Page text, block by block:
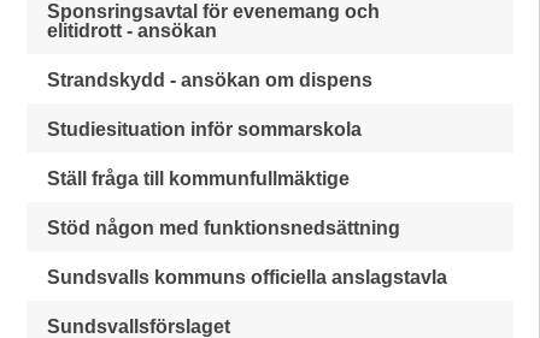
Sponsringsavtal för evenemang och
elitidrott - ansökan
Strandskydd - ansökan om dispens
Studiesituation inför sommarskola
Ställ fråga till kommunfullmäktige
Stöd någon med funktionsnedsättning
Sundsvalls kommuns officiella anslagstavla
Sundsvallsförslaget